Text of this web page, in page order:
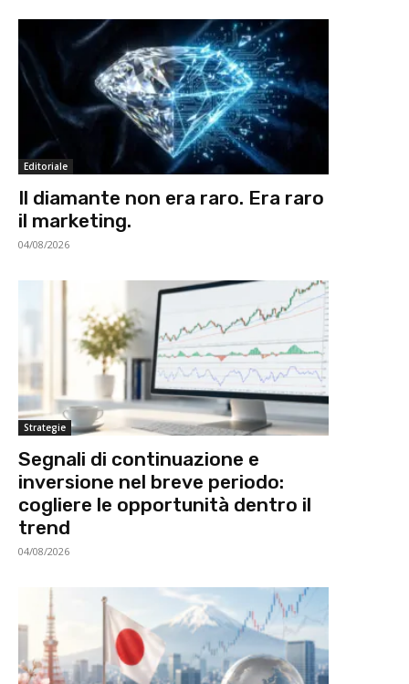
Editoriale
Il diamante non era raro. Era raro
il marketing.
04/08/2026
Strategie
Segnali di continuazione e
inversione nel breve periodo:
cogliere le opportunità dentro il
trend
04/08/2026